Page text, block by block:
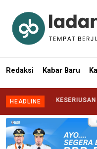
Redaksi Kabar Baru
HEADLINEKESERIUSAN